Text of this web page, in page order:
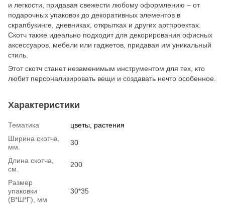
и легкости, придавая свежести любому оформлению – от
подарочных упаковок до декоративных элементов в
скрапбукинге, дневниках, открытках и других артпроектах.
Скотч также идеально подходит для декорирования офисных
аксессуаров, мебели или гаджетов, придавая им уникальный
стиль.
Этот скотч станет незаменимым инструментом для тех, кто
любит персонализировать вещи и создавать нечто особенное.
Характеристики
Тематика
цветы, растения
Ширина скотча,
мм.
30
Длина скотча,
см.
200
Размер
упаковки
(В*Ш*Г), мм
30*35